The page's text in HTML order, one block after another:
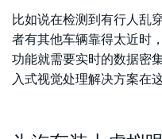
比如说在检测到有行人乱
者有其他车辆靠得太近时
功能就需要实时的数据密
入式视觉处理解决方案在